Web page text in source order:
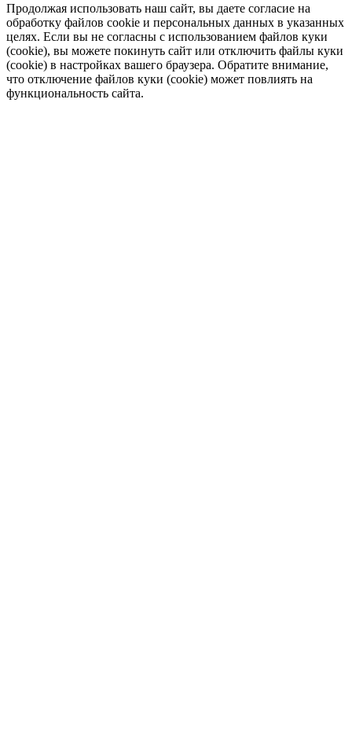
Продолжая использовать наш сайт, вы даете согласие на
обработку файлов cookie и персональных данных в указанных
целях. Если вы не согласны с использованием файлов куки
(cookie), вы можете покинуть сайт или отключить файлы куки
(cookie) в настройках вашего браузера. Обратите внимание,
что отключение файлов куки (cookie) может повлиять на
функциональность сайта.